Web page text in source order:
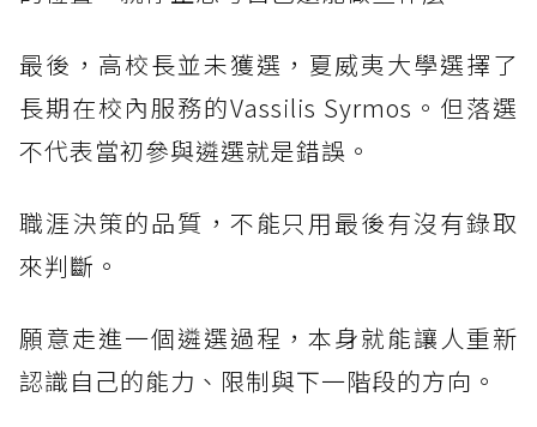
最後，高校長並未獲選，夏威夷大學選擇了
長期在校內服務的Vassilis Syrmos。但落選
不代表當初參與遴選就是錯誤。
職涯決策的品質，不能只用最後有沒有錄取
來判斷。
願意走進一個遴選過程，本身就能讓人重新
認識自己的能力、限制與下一階段的方向。